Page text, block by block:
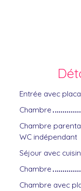
Entrée avec
Chambre
Chambre
WC indépendant
Séjour avec
Chambre
Chambre avec